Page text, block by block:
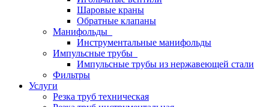
Шаровые краны
Обратные клапаны
Манифольды
Инструментальные манифольды
Импульсные трубы
Импульсные трубы из нержавеющей стали
Фильтры
Услуги
Резка труб техническая